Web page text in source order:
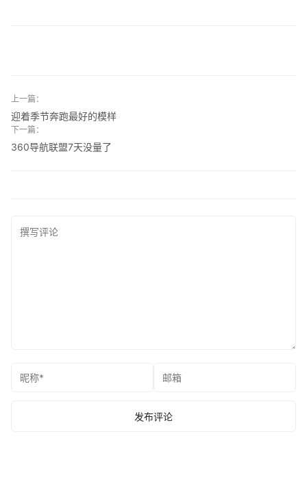
上一篇：
迎着季节奔跑最好的模样
下一篇：
360导航联盟7天没量了